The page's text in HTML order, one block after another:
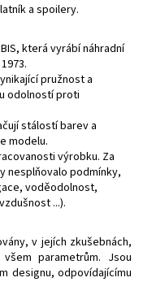
a spoilery.
která vyrábí náhradní
pružnost a
odolností proti
stálostí barev a
modelu.
výrobku. Za
nesplňovalo podmínky,
voděodolnost,
...).
v jejích zkušebnách,
parametrům. Jsou
designu, odpovídajícímu